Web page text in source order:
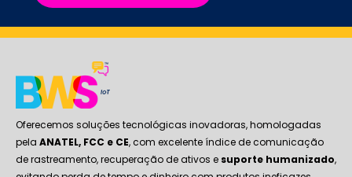
Oferecemos soluções tecnológicas inovadoras, homologadas
pela ANATEL, FCC e CE, com excelente índice de comunicação
de rastreamento, recuperação de ativos e suporte humanizado,